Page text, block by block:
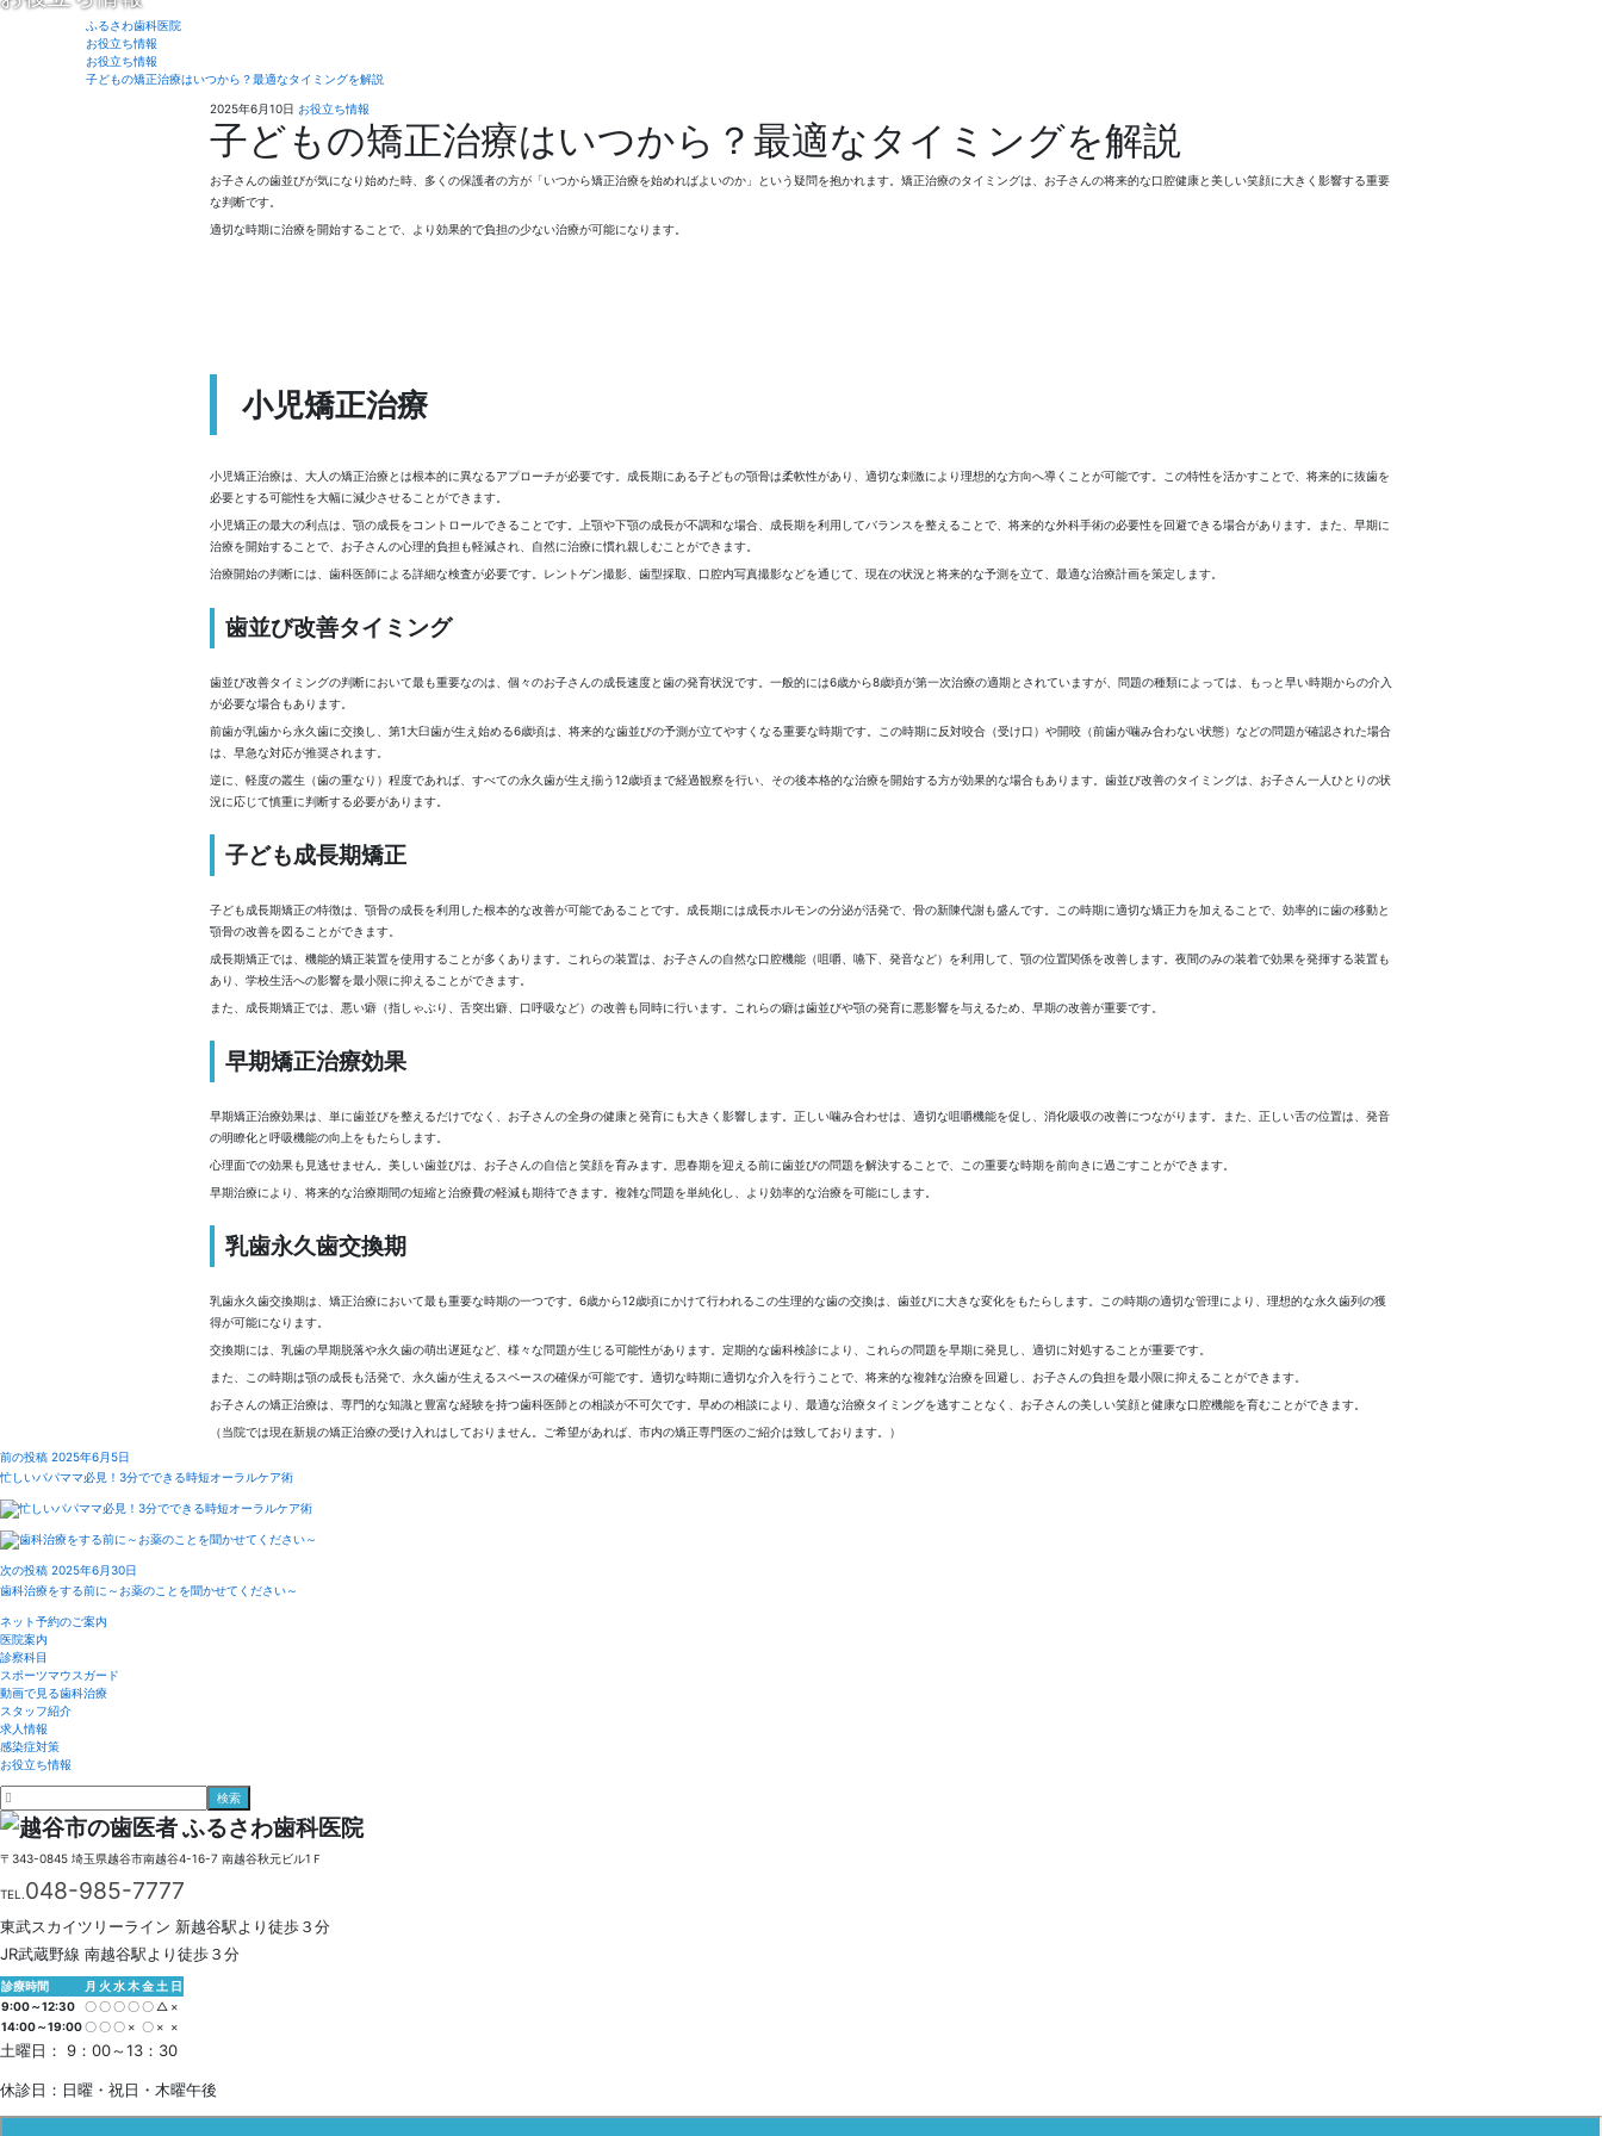
ふるさわ歯科医院
お役立ち情報
お役立ち情報
子どもの矯正治療はいつから？最適なタイミングを解説
2025年6月10日 お役立ち情報
0
2
5
年
5
る
さ
わ
歯
院
子どもの矯正治療はいつから？最適なタイミングを解説
お子さんの歯並びが気になり始めた時、多くの保護者の方が「いつから矯正治療を始めればよいのか」という疑問を抱かれます。矯正治療のタイミングは、お子さんの将来的な口腔健康と美しい笑顔に大きく影響する重要
な判断です。
適切な時期に治療を開始することで、より効果的で負担の少ない治療が可能になります。
小児矯正治療
小児矯正治療は、大人の矯正治療とは根本的に異なるアプローチが必要です。成長期にある子どもの顎骨は柔軟性があり、適切な刺激により理想的な方向へ導くことが可能です。この特性を活かすことで、将来的に抜歯を
必要とする可能性を大幅に減少させることができます。
小児矯正の最大の利点は、顎の成長をコントロールできることです。上顎や下顎の成長が不調和な場合、成長期を利用してバランスを整えることで、将来的な外科手術の必要性を回避できる場合があります。また、早期に
治療を開始することで、お子さんの心理的負担も軽減され、自然に治療に慣れ親しむことができます。
治療開始の判断には、歯科医師による詳細な検査が必要です。レントゲン撮影、歯型採取、口腔内写真撮影などを通じて、現在の状況と将来的な予測を立て、最適な治療計画を策定します。
歯並び改善タイミング
歯並び改善タイミングの判断において最も重要なのは、個々のお子さんの成長速度と歯の発育状況です。一般的には6歳から8歳頃が第一次治療の適期とされていますが、問題の種類によっては、もっと早い時期からの介入
が必要な場合もあります。
前歯が乳歯から永久歯に交換し、第1大臼歯が生え始める6歳頃は、将来的な歯並びの予測が立てやすくなる重要な時期です。この時期に反対咬合（受け口）や開咬（前歯が噛み合わない状態）などの問題が確認された場合
は、早急な対応が推奨されます。
逆に、軽度の叢生（歯の重なり）程度であれば、すべての永久歯が生え揃う12歳頃まで経過観察を行い、その後本格的な治療を開始する方が効果的な場合もあります。歯並び改善のタイミングは、お子さん一人ひとりの状
況に応じて慎重に判断する必要があります。
子ども成長期矯正
子ども成長期矯正の特徴は、顎骨の成長を利用した根本的な改善が可能であることです。成長期には成長ホルモンの分泌が活発で、骨の新陳代謝も盛んです。この時期に適切な矯正力を加えることで、効率的に歯の移動と
顎骨の改善を図ることができます。
成長期矯正では、機能的矯正装置を使用することが多くあります。これらの装置は、お子さんの自然な口腔機能（咀嚼、嚥下、発音など）を利用して、顎の位置関係を改善します。夜間のみの装着で効果を発揮する装置も
あり、学校生活への影響を最小限に抑えることができます。
また、成長期矯正では、悪い癖（指しゃぶり、舌突出癖、口呼吸など）の改善も同時に行います。これらの癖は歯並びや顎の発育に悪影響を与えるため、早期の改善が重要です。
早期矯正治療効果
早期矯正治療効果は、単に歯並びを整えるだけでなく、お子さんの全身の健康と発育にも大きく影響します。正しい噛み合わせは、適切な咀嚼機能を促し、消化吸収の改善につながります。また、正しい舌の位置は、発音
の明瞭化と呼吸機能の向上をもたらします。
心理面での効果も見逃せません。美しい歯並びは、お子さんの自信と笑顔を育みます。思春期を迎える前に歯並びの問題を解決することで、この重要な時期を前向きに過ごすことができます。
早期治療により、将来的な治療期間の短縮と治療費の軽減も期待できます。複雑な問題を単純化し、より効率的な治療を可能にします。
乳歯永久歯交換期
乳歯永久歯交換期は、矯正治療において最も重要な時期の一つです。6歳から12歳頃にかけて行われるこの生理的な歯の交換は、歯並びに大きな変化をもたらします。この時期の適切な管理により、理想的な永久歯列の獲
得が可能になります。
交換期には、乳歯の早期脱落や永久歯の萌出遅延など、様々な問題が生じる可能性があります。定期的な歯科検診により、これらの問題を早期に発見し、適切に対処することが重要です。
また、この時期は顎の成長も活発で、永久歯が生えるスペースの確保が可能です。適切な時期に適切な介入を行うことで、将来的な複雑な治療を回避し、お子さんの負担を最小限に抑えることができます。
お子さんの矯正治療は、専門的な知識と豊富な経験を持つ歯科医師との相談が不可欠です。早めの相談により、最適な治療タイミングを逃すことなく、お子さんの美しい笑顔と健康な口腔機能を育むことができます。
（当院では現在新規の矯正治療の受け入れはしておりません。ご希望があれば、市内の矯正専門医のご紹介は致しております。）
前の投稿 2025年6月5日
忙しいパパママ必見！3分でできる時短オーラルケア術
次の投稿 2025年6月30日
歯科治療をする前に～お薬のことを聞かせてください～
ネット予約のご案内
医院案内
診察科目
スポーツマウスガード
動画で見る歯科治療
スタッフ紹介
求人情報
感染症対策
お役立ち情報
〒343-0845 埼玉県越谷市南越谷4-16-7 南越谷秋元ビル1Ｆ
TEL.048-985-7777
東武スカイツリーライン 新越谷駅より徒歩３分
JR武蔵野線 南越谷駅より徒歩３分
診療時間 月 火 水木金 土 日
9:00～12:30
〇〇〇〇〇 △ ×
14:00～19:00〇〇〇 × 〇 × ×
土曜日： 9：00～13：30
休診日：日曜・祝日・木曜午後